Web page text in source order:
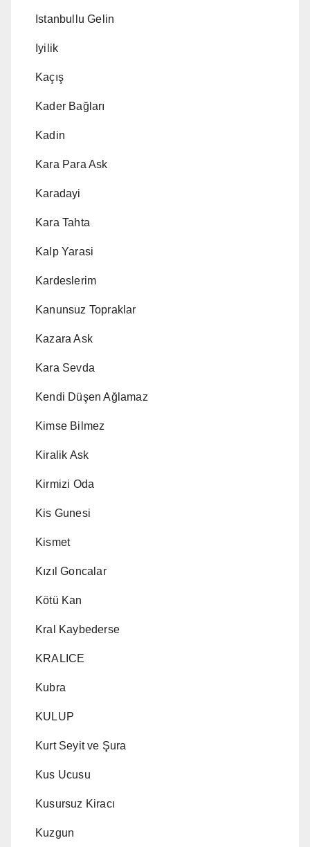
Istanbullu Gelin
Iyilik
Kaçış
Kader Bağları
Kadin
Kara Para Ask
Karadayi
Kara Tahta
Kalp Yarasi
Kardeslerim
Kanunsuz Topraklar
Kazara Ask
Kara Sevda
Kendi Düşen Ağlamaz
Kimse Bilmez
Kiralik Ask
Kirmizi Oda
Kis Gunesi
Kismet
Kızıl Goncalar
Kötü Kan
Kral Kaybederse
KRALICE
Kubra
KULUP
Kurt Seyit ve Şura
Kus Ucusu
Kusursuz Kiracı
Kuzgun